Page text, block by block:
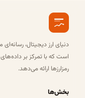
دنیای ارز دیجیتال،
است که با تمرکز بر
رمزارزها ارائه می‌دهد.
بخش‌ها